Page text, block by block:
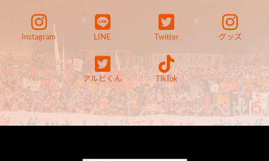
Instagram LINE Twitter グッズ
アルビくん TikTok